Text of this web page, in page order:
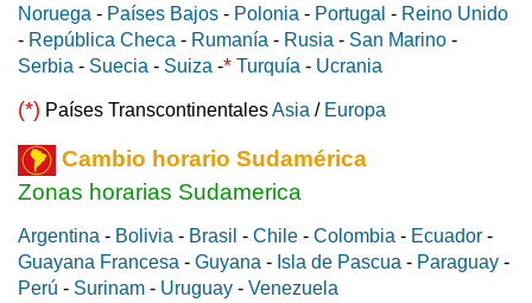
Noruega - Países Bajos - Polonia - Portugal - Reino Unido
- República Checa - Rumanía - Rusia - San Marino -
Serbia - Suecia - Suiza -* Turquía - Ucrania
(*) Países TranscontinentalesAsia / Europa
Cambio horario Sudamérica
Zonas horarias Sudamerica
Argentina - Bolivia - Brasil - Chile - Colombia - Ecuador -
Guayana Francesa - Guyana - Isla de Pascua - Paraguay -
Perú - Surinam - Uruguay - Venezuela